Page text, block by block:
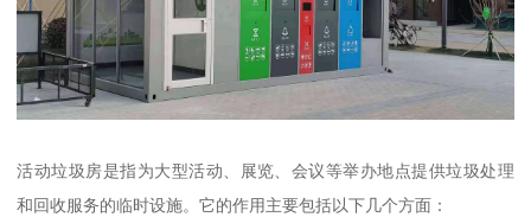
活动垃圾房是指为大型活动、展览、会议等举办地点提供垃圾处理
和回收服务的临时设施。它的作用主要包括以下几个方面：